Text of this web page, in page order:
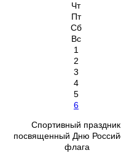
Чт
Пт
Сб
Вс
1
2
3
4
5
6
Спортивный праздник,
посвященный Дню
флага